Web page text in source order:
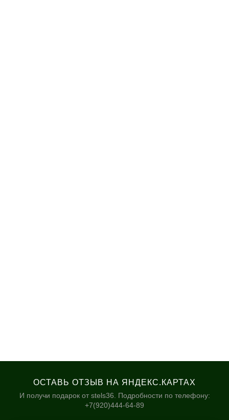
ОСТАВЬ ОТЗЫВ НА ЯНДЕКС.КАРТАХ
И получи подарок от stels36. Подробности по телефону:
+7(920)444-64-89